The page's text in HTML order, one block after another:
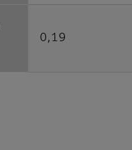
0,19